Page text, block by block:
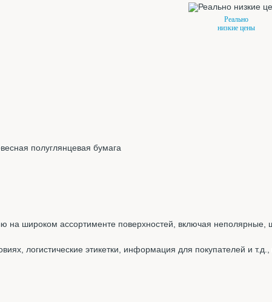
Реально
низкие цены
полуглянцевая бумага
на широком ассортименте поверхностей, включая неполярные,
логистические этикетки, информация для покупателей и т.д.,